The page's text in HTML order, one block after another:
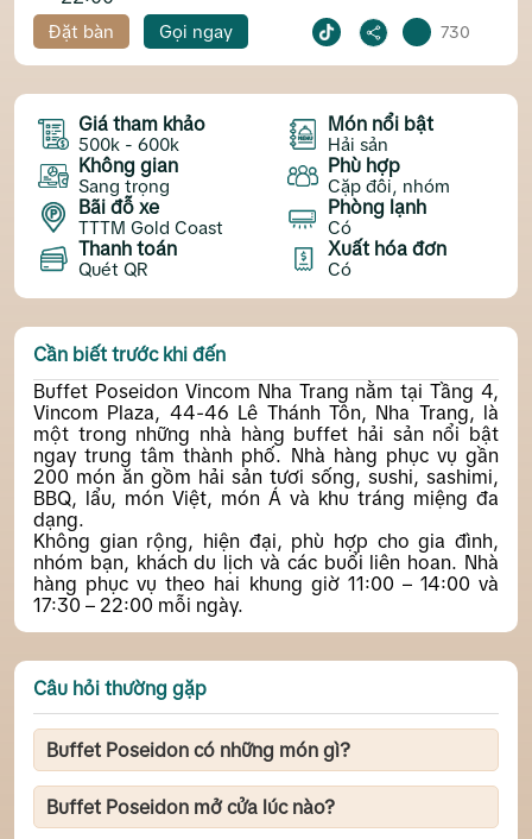
Đặt bàn Gọi ngay 730
Giá tham khảo
500k - 600k
Món nổi bật
Hải sản
Không gian
Sang trọng
Phù hợp
Cặp đôi, nhóm
Bãi đỗ xe
TTTM Gold Coast
Phòng lạnh
Có
Thanh toán
Quét QR
Xuất hóa đơn
Có
Cần biết trước khi đến
Buffet Poseidon Vincom Nha Trang nằm tại Tầng 4,
Vincom Plaza, 44-46 Lê Thánh Tôn, Nha Trang, là
một trong những nhà hàng buffet hải sản nổi bật
ngay trung tâm thành phố. Nhà hàng phục vụ gần
200 món ăn gồm hải sản tươi sống, sushi, sashimi,
BBQ, lẩu, món Việt, món Á và khu tráng miệng đa
dạng.
Không gian rộng, hiện đại, phù hợp cho gia đình,
nhóm bạn, khách du lịch và các buổi liên hoan. Nhà
hàng phục vụ theo hai khung giờ 11:00 – 14:00 và
17:30 – 22:00 mỗi ngày.
Câu hỏi thường gặp
Buffet Poseidon có những món gì?
Nhà hàng phục vụ gần 200 món gồm hải sản tươi,
cua, ghẹ, tôm, hàu, sushi, sashimi, BBQ, lẩu, món
nóng và khu tráng miệng.
Buffet Poseidon mở cửa lúc nào?